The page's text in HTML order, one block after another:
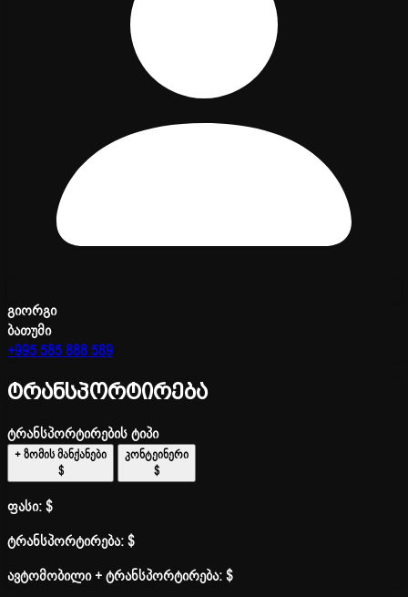
გიორგი
ბათუმი
+995 585 888 589
ტრანსპორტირება
ტრანსპორტირების ტიპი
+ ზომის მანქანები
$
კონტეინერი
$
ფასი:$
ტრანსპორტირება:$
ავტომობილი + ტრანსპორტირება:$